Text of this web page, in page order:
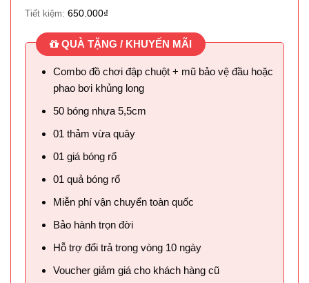
5
Tiết kiệm: 650.000₫
QUÀ TẶNG / KHUYẾN MÃI
Combo đồ chơi đập chuột + mũ bảo vệ đầu hoặc
phao bơi khủng long
50 bóng nhựa 5,5cm
01 thảm vừa quây
01 giá bóng rổ
01 quả bóng rổ
Miễn phí vận chuyển toàn quốc
Bảo hành trọn đời
Hỗ trợ đổi trả trong vòng 10 ngày
Voucher giảm giá cho khách hàng cũ